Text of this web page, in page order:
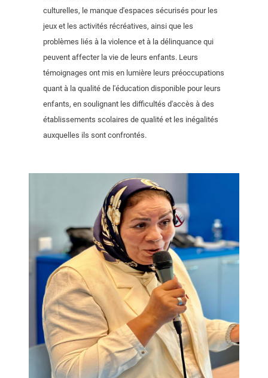
culturelles, le manque d'espaces sécurisés pour les
jeux et les activités récréatives, ainsi que les
problèmes liés à la violence et à la délinquance qui
peuvent affecter la vie de leurs enfants. Leurs
témoignages ont mis en lumière leurs préoccupations
quant à la qualité de l'éducation disponible pour leurs
enfants, en soulignant les difficultés d'accès à des
établissements scolaires de qualité et les inégalités
auxquelles ils sont confrontés.